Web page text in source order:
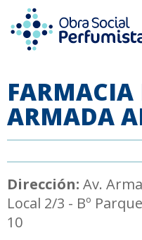
FARMACIA
ARMADA
Dirección: Av.
Local 2/3 - Bº
10